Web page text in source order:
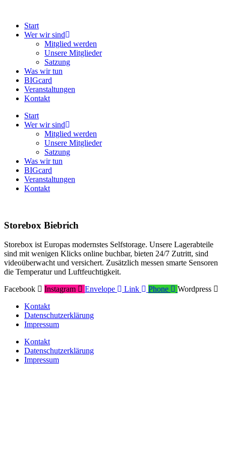
springenStart
Wer wir sind
Mitglied werden
Unsere Mitglieder
Satzung
Was wir tun
BIGcard
Veranstaltungen
Kontakt
Start
Wer wir sind
Mitglied werden
Unsere Mitglieder
Satzung
Was wir tun
BIGcard
Veranstaltungen
Kontakt
Storebox Biebrich
Storebox ist Europas modernstes Selfstorage. Unsere Lagerabteile
sind mit wenigen Klicks online buchbar, bieten 24/7 Zutritt, sind
videoüberwacht und versichert. Zusätzlich messen smarte Sensoren
die Temperatur und Luftfeuchtigkeit.
Facebook
Instagram Envelope Link Phone
Wordpress
Kontakt
Datenschutzerklärung
Impressum
Kontakt
Datenschutzerklärung
Impressum